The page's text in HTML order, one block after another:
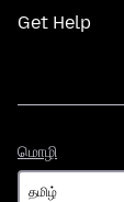
Get Help
மொழி